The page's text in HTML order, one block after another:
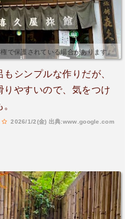
で保護されている場合があります。
シンプルな作りだが、
りやすいので、気をつけ
2026/1/2(金) 出典:www.google.com